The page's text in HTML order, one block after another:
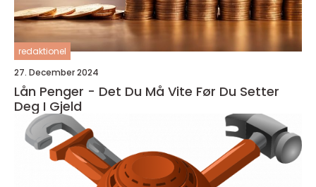
redaktionel
27. December 2024
Lån Penger - Det Du Må Vite Før Du Setter
Deg I Gjeld